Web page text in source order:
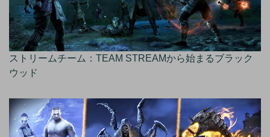
ストリームチーム：TEAM STREAMから始まるブラック
ウッド